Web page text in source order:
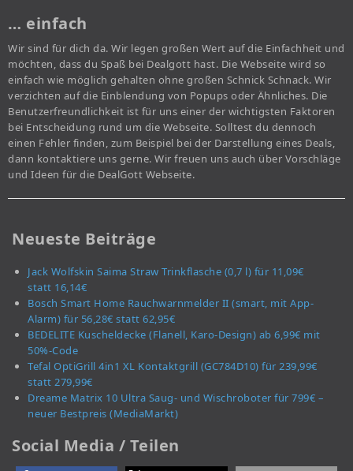
… einfach
Wir sind für dich da. Wir legen großen Wert auf die Einfachheit und
möchten, dass du Spaß bei Dealgott hast. Die Webseite wird so
einfach wie möglich gehalten ohne großen Schnick Schnack. Wir
verzichten auf die Einblendung von Popups oder Ähnliches. Die
Benutzerfreundlichkeit ist für uns einer der wichtigsten Faktoren
bei Entscheidung rund um die Webseite. Solltest du dennoch
einen Fehler finden, zum Beispiel bei der Darstellung eines Deals,
dann kontaktiere uns gerne. Wir freuen uns auch über Vorschläge
und Ideen für die DealGott Webseite.
Neueste Beiträge
Jack Wolfskin Saima Straw Trinkflasche (0,7 l) für 11,09€
statt 16,14€
Bosch Smart Home Rauchwarnmelder II (smart, mit App-
Alarm) für 56,28€ statt 62,95€
BEDELITE Kuscheldecke (Flanell, Karo-Design) ab 6,99€ mit
50%-Code
Tefal OptiGrill 4in1 XL Kontaktgrill (GC784D10) für 239,99€
statt 279,99€
Dreame Matrix 10 Ultra Saug- und Wischroboter für 799€ –
neuer Bestpreis (MediaMarkt)
Social Media / Teilen